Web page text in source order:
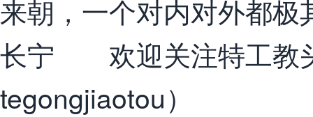
来朝，一个对内对外都极
长宁 欢迎关注特工教
tegongjiaotou）